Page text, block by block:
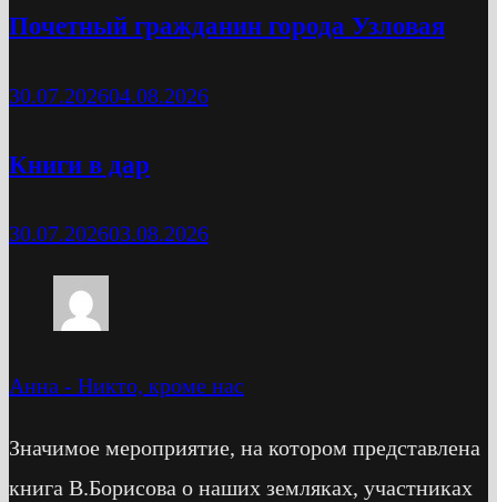
Почетный гражданин города Узловая
30.07.202604.08.2026
Книги в дар
30.07.202603.08.2026
Анна - Никто, кроме нас
Значимое мероприятие, на котором представлена
книга В.Борисова о наших земляках, участниках